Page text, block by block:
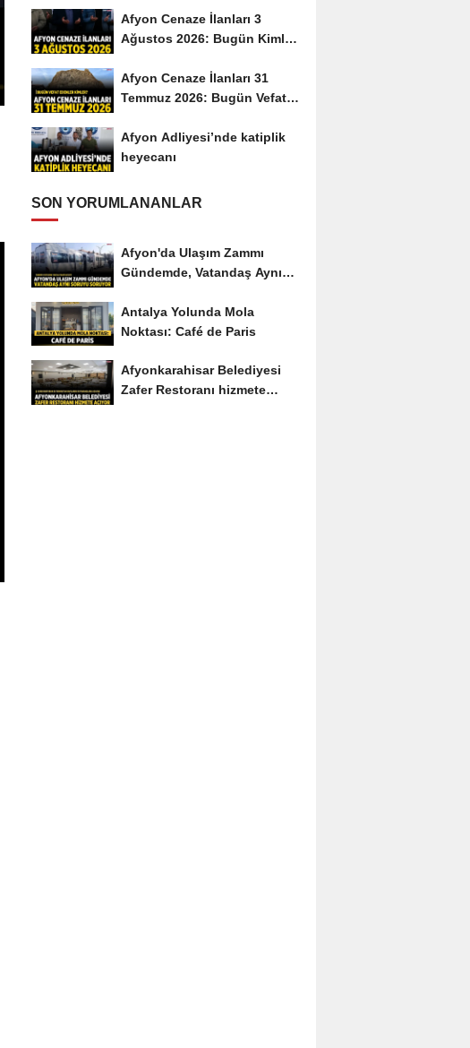
Afyon Cenaze İlanları 3
Ağustos 2026: Bugün Kimler
Afyon Cenaze İlanları 31
Temmuz 2026: Bugün Vefat
Afyon Adliyesi’nde katiplik
heyecanı
SON YORUMLANANLAR
Afyon'da Ulaşım Zammı
Gündemde, Vatandaş Aynı
Antalya Yolunda Mola
Noktası: Café de Paris
Afyonkarahisar Belediyesi
Zafer Restoranı hizmete